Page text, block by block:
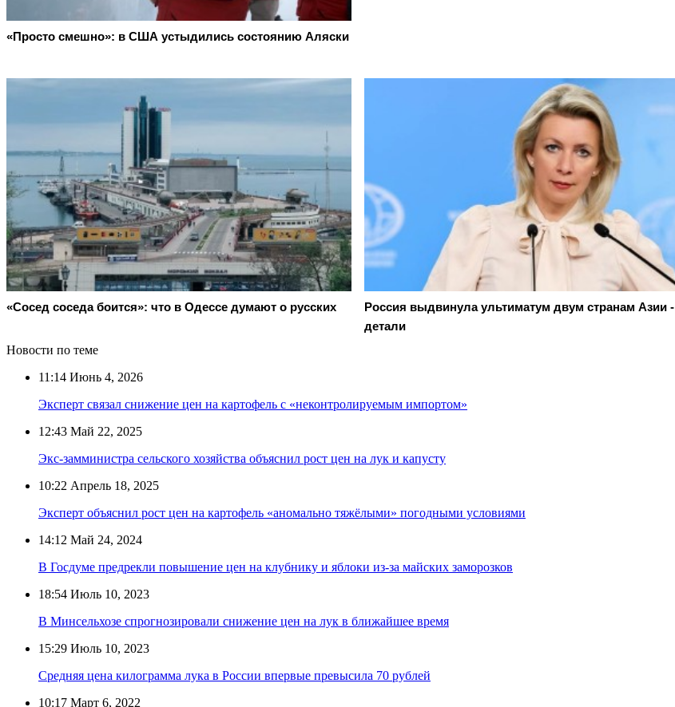
«Просто смешно»: в США устыдились состоянию Аляски
«Сосед соседа боится»: что в Одессе думают о русских
Россия выдвинула ультиматум двум странам Азии -
детали
Новости по теме
11:14 Июнь 4, 2026
Эксперт связал снижение цен на картофель с «неконтролируемым импортом»
12:43 Май 22, 2025
Экс-замминистра сельского хозяйства объяснил рост цен на лук и капусту
10:22 Апрель 18, 2025
Эксперт объяснил рост цен на картофель «аномально тяжёлыми» погодными условиями
14:12 Май 24, 2024
В Госдуме предрекли повышение цен на клубнику и яблоки из-за майских заморозков
18:54 Июль 10, 2023
В Минсельхозе спрогнозировали снижение цен на лук в ближайшее время
15:29 Июль 10, 2023
Средняя цена килограмма лука в России впервые превысила 70 рублей
10:17 Март 6, 2022